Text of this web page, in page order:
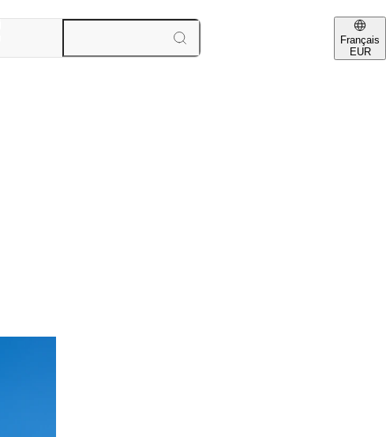
Français
EUR